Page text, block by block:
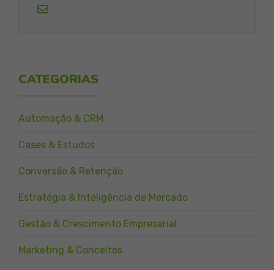
CATEGORIAS
Automação & CRM
Cases & Estudos
Conversão & Retenção
Estratégia & Inteligência de Mercado
Gestão & Crescimento Empresarial
Marketing & Conceitos